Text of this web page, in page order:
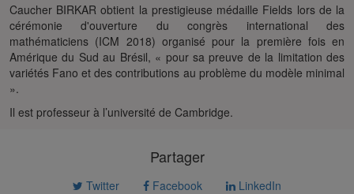
Caucher BIRKAR obtient la prestigieuse médaille Fields lors de la
cérémonie d'ouverture du congrès international des
mathématiciens (ICM 2018) organisé pour la première fois en
Amérique du Sud au Brésil, « pour sa preuve de la limitation des
variétés Fano et des contributions au problème du modèle minimal
».
Il est professeur à l’université de Cambridge.
Partager
Twitter Facebook LinkedIn